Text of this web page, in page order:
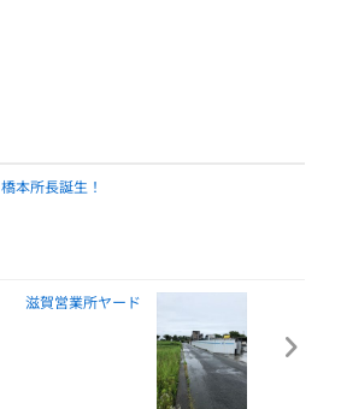
橋本所長誕生！
滋賀営業所ヤード